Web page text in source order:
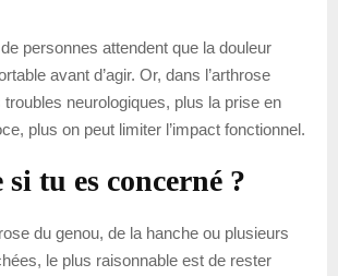
personnes attendent que la douleur
avant d’agir. Or, dans l’arthrose
neurologiques, plus la prise en
plus on peut limiter l’impact fonctionnel.
tu es concerné ?
du genou, de la hanche ou plusieurs
le plus raisonnable est de rester